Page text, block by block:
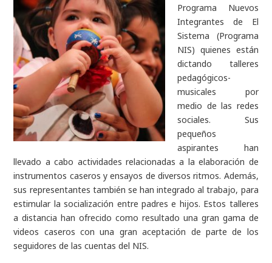
Programa Nuevos
Integrantes de El
Sistema (Programa
NIS) quienes están
dictando talleres
pedagógicos-
musicales por
medio de las redes
sociales. Sus
pequeños
aspirantes han
llevado a cabo actividades relacionadas a la elaboración de
instrumentos caseros y ensayos de diversos ritmos. Además,
sus representantes también se han integrado al trabajo, para
estimular la socialización entre padres e hijos. Estos talleres
a distancia han ofrecido como resultado una gran gama de
videos caseros con una gran aceptación de parte de los
seguidores de las cuentas del NIS.